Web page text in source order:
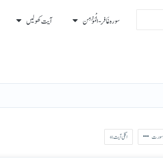
سورہ غَافِر - الْمُؤْمِن آیت کھولیں
سورت « اگلی آیت